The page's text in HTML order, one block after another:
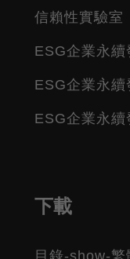
信賴性實驗室
ESG企業永
ESG企業永
ESG企業永續
下載